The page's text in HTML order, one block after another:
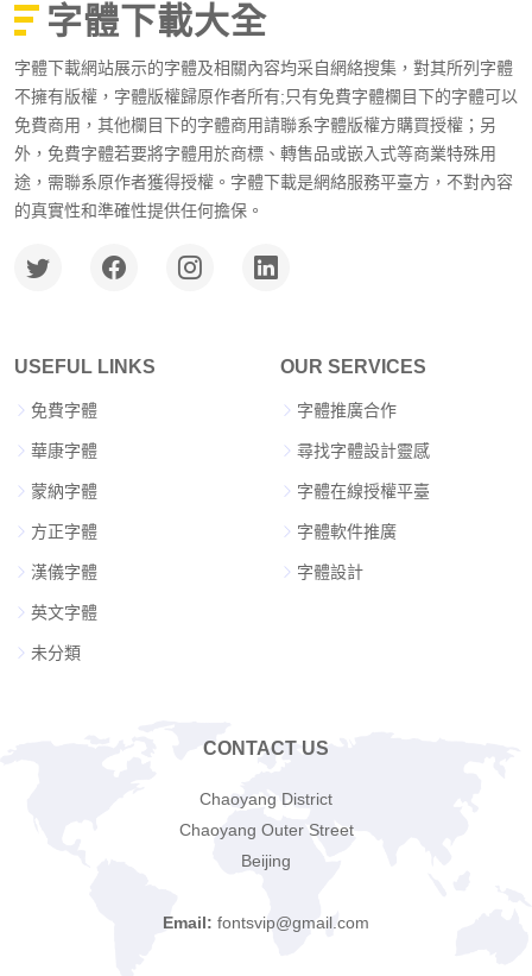
字體下載大全
字體下載網站展示的字體及相關內容均采自網絡搜集，對其所列字體
不擁有版權，字體版權歸原作者所有;只有免費字體欄目下的字體可以
免費商用，其他欄目下的字體商用請聯系字體版權方購買授權；另
外，免費字體若要將字體用於商標、轉售品或嵌入式等商業特殊用
途，需聯系原作者獲得授權。字體下載是網絡服務平臺方，不對內容
的真實性和準確性提供任何擔保。
USEFUL LINKS
免費字體
華康字體
蒙納字體
方正字體
漢儀字體
英文字體
未分類
OUR SERVICES
字體推廣合作
尋找字體設計靈感
字體在線授權平臺
字體軟件推廣
字體設計
CONTACT US
Chaoyang District
Chaoyang Outer Street
Beijing
Email: fontsvip@gmail.com